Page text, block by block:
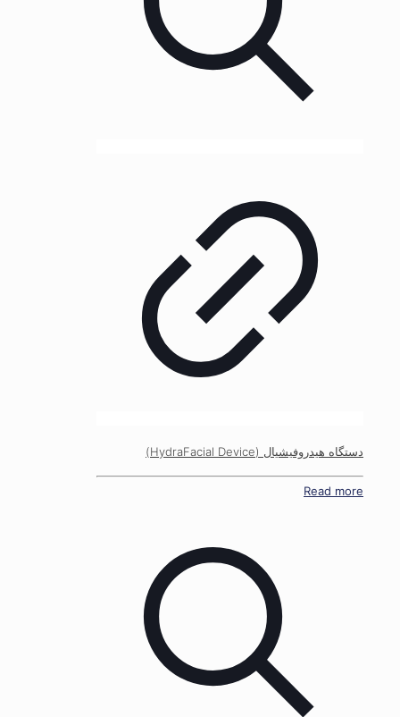
دستگاه هیدروفیشیال (HydraFacial Device)
Read more